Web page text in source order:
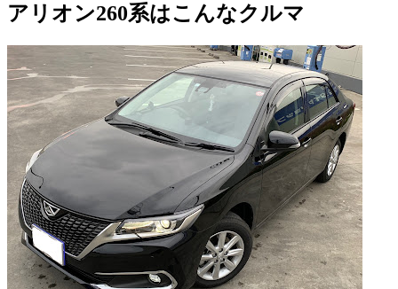
アリオン260系はこんなクルマ